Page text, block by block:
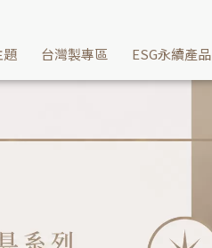
告別失眠困擾 | Washcan瓦士肯
題 台灣製專區 ESG永續產品